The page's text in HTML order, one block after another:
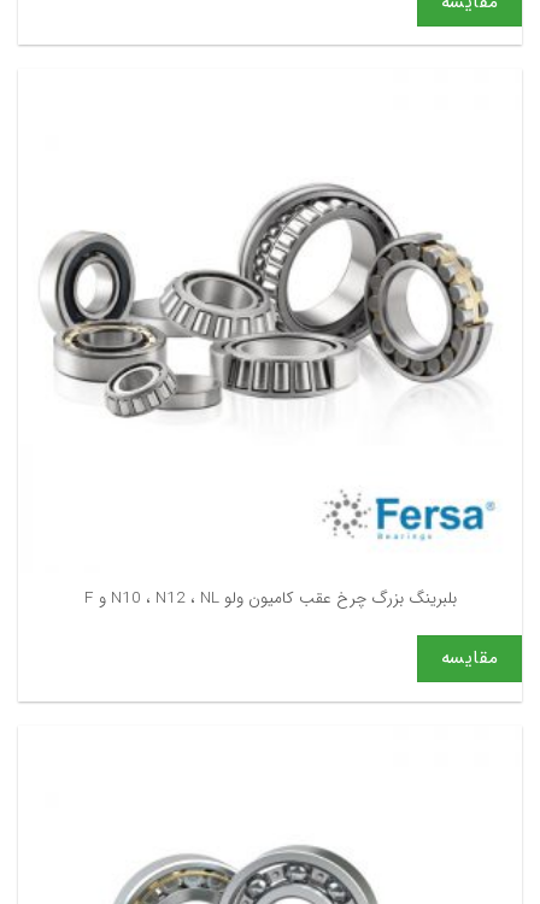
بلبرینگ بزرگ چرخ عقب کامیون ولو N10 ، N12 ، NL و F
مقایسه